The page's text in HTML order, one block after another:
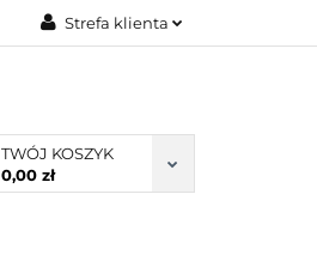
Strefa klienta
Dodaj zgłoszenie
TWÓJ KOSZYK
0,00 zł